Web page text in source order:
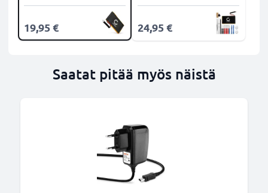
19,95 € 24,95 €
Saatat pitää myös näistä